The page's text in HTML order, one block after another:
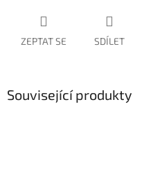
ZEPTAT SE SDÍLET
Související produkty